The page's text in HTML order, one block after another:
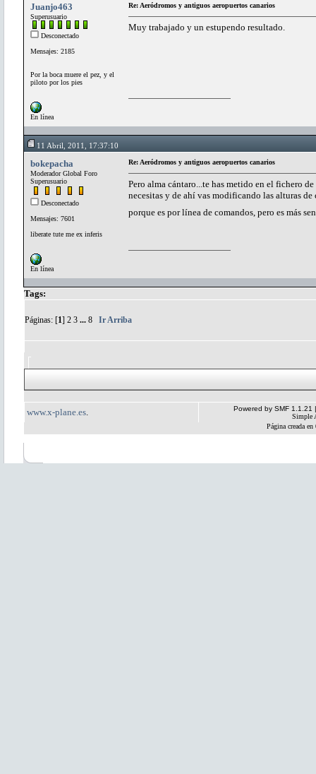
Juanjo463
Superusuario
Desconectado
Mensajes: 2185
Por la boca muere el pez, y el
piloto por los pies
En línea
Re: Aeródromos y antiguos aeropuertos canarios
Muy trabajado y un estupendo resultado.
11 Abril, 2011, 17:37:10
bokepacha
Moderador Global Foro
Superusuario
Desconectado
Mensajes: 7601
liberate tute me ex inferis
En línea
Re: Aeródromos y antiguos aeropuertos canarios
Pero alma cántaro...te has metido en el fichero
necesitas y de ahí vas modificando las alturas
porque es por línea de comandos, pero es más
Tags:
Páginas: [1] 2 3 ... 8 Ir Arriba
www.x-plane.es Powered by SMF 1.1.21
Simple
Página creada